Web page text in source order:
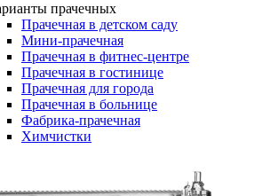
прачечных
Прачечная в детском саду
Мини-прачечная
Прачечная в фитнес-центре
Прачечная в гостинице
Прачечная для города
Прачечная в больнице
Фабрика-прачечная
Химчистки